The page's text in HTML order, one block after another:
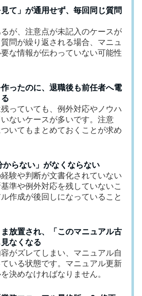
見て」が通用せず、毎回同じ質問
が、注意点が未記入のケースが
問が繰り返される場合、マニュ
な情報が伝わっていない可能性
ったのに、退職後も前任者へ電
っていても、例外対応やノウハ
ないケースが多いです。注意
いてもまとめておくことが求め
からない」がなくならない
験や判断が文書化されていない
準や例外対応を残していないこ
作成が後回しになっていること
放置され、「このマニュアル古
なくなる
がズレてしまい、マニュアル自
いる状態です。マニュアル更新
決めなければなりません。